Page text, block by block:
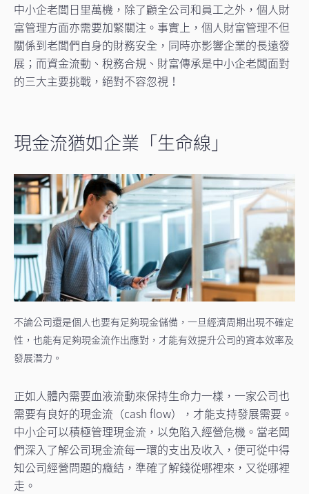
中小企老闆日里萬機，除了顧全公司和員工之外，個人財
富管理方面亦需要加緊關注。事實上，個人財富管理不但
關係到老闆們自身的財務安全，同時亦影響企業的長遠發
展；而資金流動、稅務合規、財富傳承是中小企老闆面對
的三大主要挑戰，絕對不容忽視！
現金流猶如企業「生命線」
不論公司還是個人也要有足夠現金儲備，一旦經濟周期出現不確定
性，也能有足夠現金流作出應對，才能有效提升公司的資本效率及
發展潛力。
正如人體內需要血液流動來保持生命力一樣，一家公司也
需要有良好的現金流（cash flow），才能支持發展需要。
中小企可以積極管理現金流，以免陷入經營危機。當老闆
們深入了解公司現金流每一環的支出及收入，便可從中得
知公司經營問題的癥結，準確了解錢從哪裡來，又從哪裡
走。